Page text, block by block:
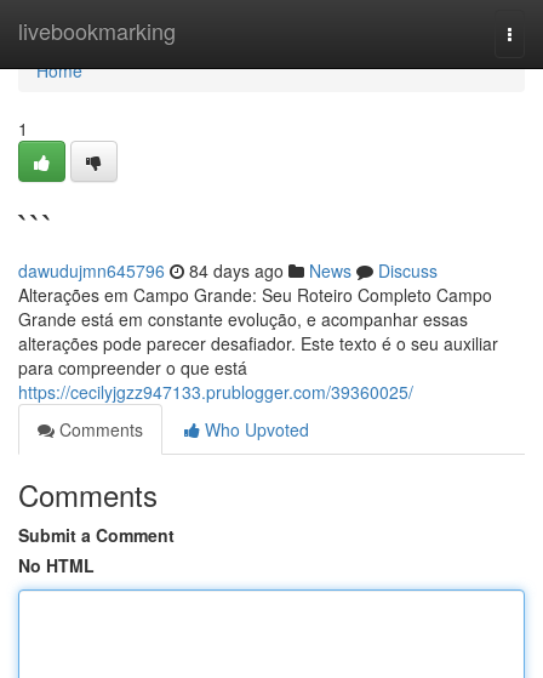
livebookmarking
Home
Home
1
```
dawudujmn645796 84 days ago News
Discuss
Alterações em Campo Grande: Seu Roteiro Completo Campo
Grande está em constante evolução, e acompanhar essas
alterações pode parecer desafiador. Este texto é o seu auxiliar
para compreender o que está
https://cecilyjgzz947133.prublogger.com/39360025/
Comments
Who Upvoted
Comments
Submit a Comment
No HTML